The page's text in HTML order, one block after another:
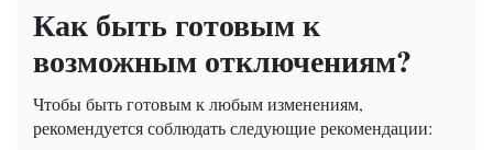
Как быть готовым к
возможным отключениям?
Чтобы быть готовым к любым изменениям,
рекомендуется соблюдать следующие рекомендации: